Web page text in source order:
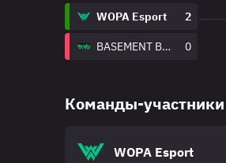
WOPA Esport
2
BASEMENT BOYS 0
Команды-участники
WOPA Esport